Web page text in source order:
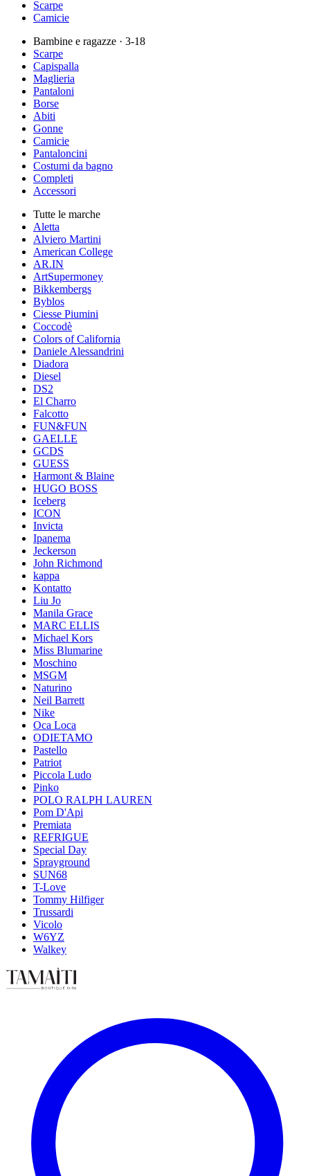
Scarpe
Camicie
Bambine e ragazze · 3-18
Scarpe
Capispalla
Maglieria
Pantaloni
Borse
Abiti
Gonne
Camicie
Pantaloncini
Costumi da bagno
Completi
Accessori
Tutte le marche
Aletta
Alviero Martini
American College
AR.IN
ArtSupermoney
Bikkembergs
Byblos
Ciesse Piumini
Coccodè
Colors of California
Daniele Alessandrini
Diadora
Diesel
DS2
El Charro
Falcotto
FUN&FUN
GAELLE
GCDS
GUESS
Harmont & Blaine
HUGO BOSS
Iceberg
ICON
Invicta
Ipanema
Jeckerson
John Richmond
kappa
Kontatto
Liu Jo
Manila Grace
MARC ELLIS
Michael Kors
Miss Blumarine
Moschino
MSGM
Naturino
Neil Barrett
Nike
Oca Loca
ODIETAMO
Pastello
Patriot
Piccola Ludo
Pinko
POLO RALPH LAUREN
Pom D'Api
Premiata
REFRIGUE
Special Day
Sprayground
SUN68
T-Love
Tommy Hilfiger
Trussardi
Vicolo
W6YZ
Walkey